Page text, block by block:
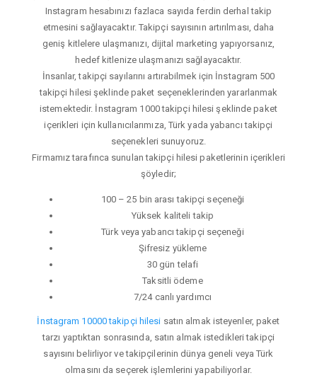
Instagram hesabınızı fazlaca sayıda ferdin derhal takip
etmesini sağlayacaktır. Takipçi sayısının artırılması, daha
geniş kitlelere ulaşmanızı, dijital marketing yapıyorsanız,
hedef kitlenize ulaşmanızı sağlayacaktır.
İnsanlar, takipçi sayılarını artırabilmek için İnstagram 500
takipçi hilesi şeklinde paket seçeneklerinden yararlanmak
istemektedir. İnstagram 1000 takipçi hilesi şeklinde paket
içerikleri için kullanıcılarımıza, Türk yada yabancı takipçi
seçenekleri sunuyoruz.
Firmamız tarafınca sunulan takipçi hilesi paketlerinin içerikleri
şöyledir;
100 – 25 bin arası takipçi seçeneği
Yüksek kaliteli takip
Türk veya yabancı takipçi seçeneği
Şifresiz yükleme
30 gün telafi
Taksitli ödeme
7/24 canlı yardımcı
İnstagram 10000 takipçi hilesi satın almak isteyenler, paket
tarzı yaptıktan sonrasında, satın almak istedikleri takipçi
sayısını belirliyor ve takipçilerinin dünya geneli veya Türk
olmasını da seçerek işlemlerini yapabiliyorlar.